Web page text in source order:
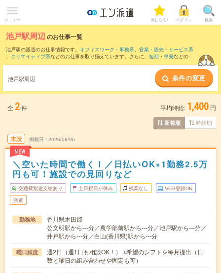
メニュー 気になる! ログイン 検索
池戸駅周辺のお仕事一覧
池戸駅の派遣のお仕事情報です。 オフィスワーク・事務系、 営業・販売・サービス系
、 クリエイティブ系などのお仕事を取り揃えています。さらに、 短期 ・ 単発などの期
また、高松(香川県)駅 栗林公園北口駅 など近隣駅のお
仕事もご確認いただけます。
池戸駅周辺 条件の変更
全 2件 平均時給: 1,400 円
新着順 時給順
未読
NEW
掲載日 2026/08/05
＼空いた時間で働く！／日払いOK×1勤務2.5万
円も可！施設での見回りなど
交通費別途支給あり 土日祝日が休み 残業なし WEB登録OK
派遣
勤務地
香川県木田郡
公文明駅から---分／農学部前駅から---分／池戸駅から---分／
井戸駅から---分／白山(香川県)駅から---分
曜日頻度
週2日（週1日も相談OK！） ※希望のシフトを毎月提出（日
数と曜日の組み合わせや固定も可）